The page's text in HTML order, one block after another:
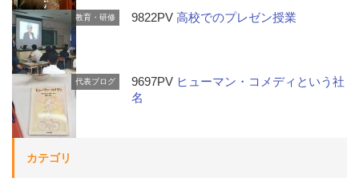
教育・研修 9822PV高校でのプレゼン授業
代表ブログ 9697PV ヒューマン・コメディという社
名
カテゴリ